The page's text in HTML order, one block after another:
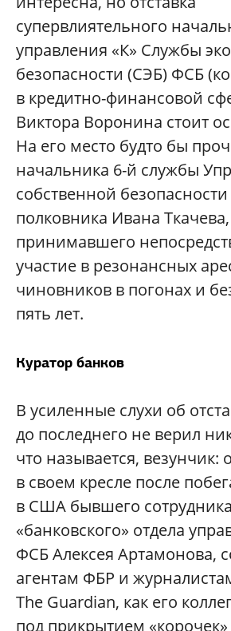
супервлиятельного
управления «К» Службы
безопасности (СЭБ) ФСБ
в кредитно-финансовой
Виктора Воронина стоит
На его место будто бы
начальника 6-й службы
собственной
полковника Ивана Ткачева,
принимавшего
участие в резонансных
чиновников в погонах и
пять лет.
Куратор банков
В усиленные слухи об
до последнего не верил
что называется, везунчик:
в своем кресле после
в США бывшего сотрудника
«банковского» отдела
ФСБ Алексея Артамонова,
агентам ФБР и
The Guardian, как его
под прикрытием «корочек»